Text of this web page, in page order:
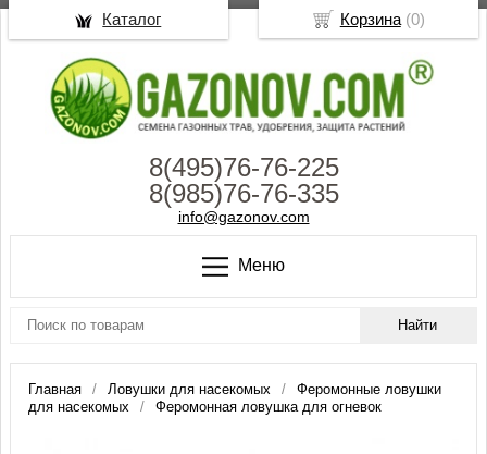
8(495)76-76-225
8(985)76-76-335
info@gazonov.com
Меню
Главная Ловушки для насекомых
Феромонные ловушки
для насекомых
Феромонная ловушка для огневок
Корзина(0)
Каталог